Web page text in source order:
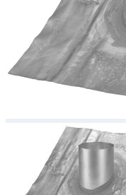
Oplossingen
Downloads
Academy
Over ons
Contact